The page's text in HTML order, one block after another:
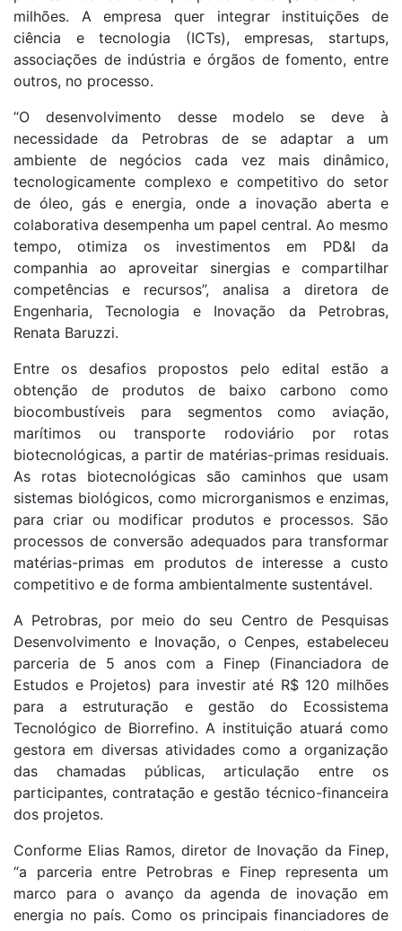
milhões. A empresa quer integrar instituições de
ciência e tecnologia (ICTs), empresas, startups,
associações de indústria e órgãos de fomento, entre
outros, no processo.
“O desenvolvimento desse modelo se deve à
necessidade da Petrobras de se adaptar a um
ambiente de negócios cada vez mais dinâmico,
tecnologicamente complexo e competitivo do setor
de óleo, gás e energia, onde a inovação aberta e
colaborativa desempenha um papel central. Ao mesmo
tempo, otimiza os investimentos em PD&I da
companhia ao aproveitar sinergias e compartilhar
competências e recursos”, analisa a diretora de
Engenharia, Tecnologia e Inovação da Petrobras,
Renata Baruzzi.
Entre os desafios propostos pelo edital estão a
obtenção de produtos de baixo carbono como
biocombustíveis para segmentos como aviação,
marítimos ou transporte rodoviário por rotas
biotecnológicas, a partir de matérias-primas residuais.
As rotas biotecnológicas são caminhos que usam
sistemas biológicos, como microrganismos e enzimas,
para criar ou modificar produtos e processos. São
processos de conversão adequados para transformar
matérias-primas em produtos de interesse a custo
competitivo e de forma ambientalmente sustentável.
A Petrobras, por meio do seu Centro de Pesquisas
Desenvolvimento e Inovação, o Cenpes, estabeleceu
parceria de 5 anos com a Finep (Financiadora de
Estudos e Projetos) para investir até R$ 120 milhões
para a estruturação e gestão do Ecossistema
Tecnológico de Biorrefino. A instituição atuará como
gestora em diversas atividades como a organização
das chamadas públicas, articulação entre os
participantes, contratação e gestão técnico-financeira
dos projetos.
Conforme Elias Ramos, diretor de Inovação da Finep,
“a parceria entre Petrobras e Finep representa um
marco para o avanço da agenda de inovação em
energia no país. Como os principais financiadores de